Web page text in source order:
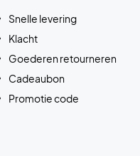
Snelle levering
Klacht
Goederen retourneren
Cadeaubon
Promotie code